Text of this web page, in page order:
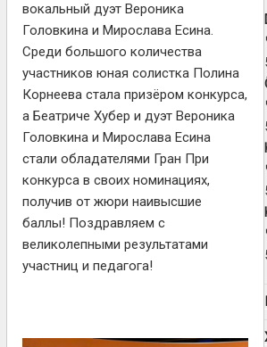
вокальный дуэт Вероника
Головкина и Мирослава Есина.
Среди большого количества
участников юная солистка Полина
Корнеева стала призёром конкурса,
а Беатриче Хубер и дуэт Вероника
Головкина и Мирослава Есина
стали обладателями Гран При
конкурса в своих номинациях,
получив от жюри наивысшие
баллы! Поздравляем с
великолепными результатами
участниц и педагога!